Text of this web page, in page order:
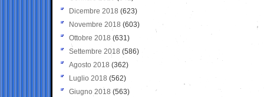
Dicembre 2018 (623)
Novembre 2018 (603)
Ottobre 2018 (631)
Settembre 2018 (586)
Agosto 2018 (362)
Luglio 2018 (562)
Giugno 2018 (563)